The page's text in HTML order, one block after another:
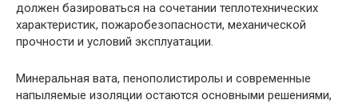
должен базироваться на сочетании теплотехнических
характеристик, пожаробезопасности, механической
прочности и условий эксплуатации.
Минеральная вата, пенополистиролы и современные
напыляемые изоляции остаются основными решениями,